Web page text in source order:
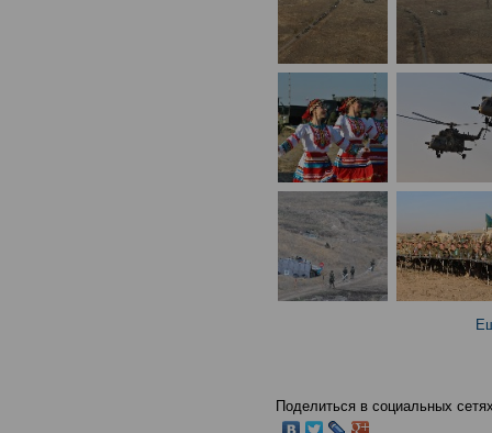
Поделиться в социальных